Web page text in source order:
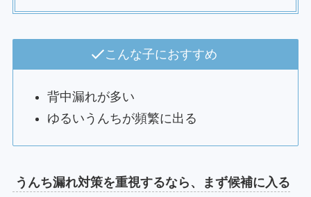
こんな子におすすめ
背中漏れが多い
ゆるいうんちが頻繁に出る
うんち漏れ対策を重視するなら、まず候補に入る